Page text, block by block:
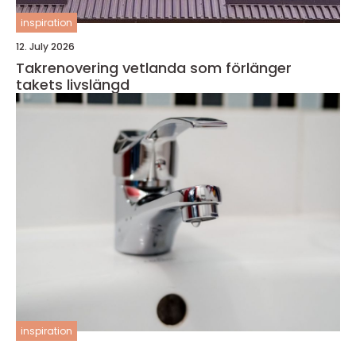
inspiration
12. July 2026
Takrenovering vetlanda som förlänger
takets livslängd
inspiration